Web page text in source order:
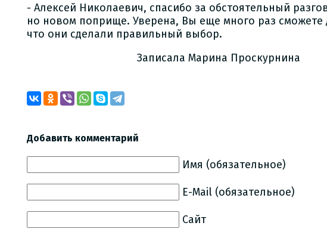
- Алексей Николаевич, спасибо за обстоятельный
но новом поприще. Уверена, Вы еще много раз
что они сделали правильный выбор.
Записала Марина Проскурнина
Добавить комментарий
Имя (обязательное)
E-Mail (обязательное)
Сайт